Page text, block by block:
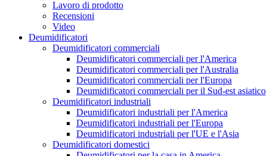
Lavoro di prodotto
Recensioni
Video
Deumidificatori
Deumidificatori commerciali
Deumidificatori commerciali per l'America
Deumidificatori commerciali per l'Australia
Deumidificatori commerciali per l'Europa
Deumidificatori commerciali per il Sud-est asiatico
Deumidificatori industriali
Deumidificatori industriali per l'America
Deumidificatori industriali per l'Europa
Deumidificatori industriali per l'UE e l'Asia
Deumidificatori domestici